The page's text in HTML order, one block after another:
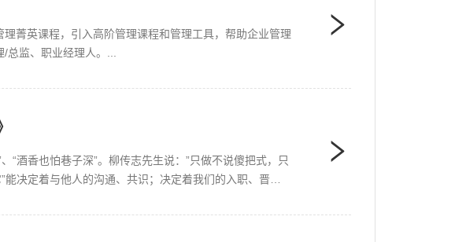
菁英课程，引入高阶管理课程和管理工具，帮助企业管理
监、职业经理人。...
“酒香也怕巷子深”。柳传志先生说：”只做不说傻把式，只
能决定着与他人的沟通、共识；决定着我们的入职、晋